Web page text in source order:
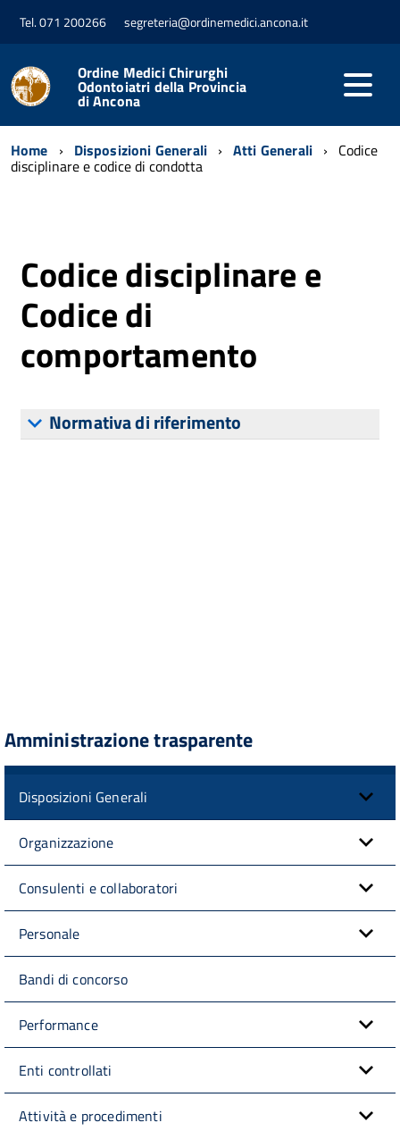
Tel. 071 200266 segreteria@ordinemedici.ancona.it
Ordine Medici Chirurghi
Odontoiatri della Provincia
di Ancona
Home Disposizioni Generali Atti Generali Codice
disciplinare e codice di condotta
Codice disciplinare e
Codice di
comportamento
Normativa di riferimento
Amministrazione trasparente
Disposizioni Generali
Organizzazione
Consulenti e collaboratori
Personale
Bandi di concorso
Performance
Enti controllati
Attività e procedimenti